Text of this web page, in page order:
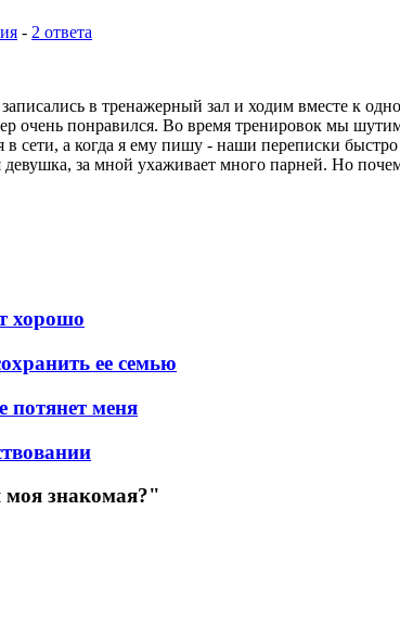
- 2 ответа
в тренажерный зал и ходим вместе к
очень понравился. Во время тренировок мы
сети, а когда я ему пишу - наши переписки
за мной ухаживает много парней. Но
хорошо
ее семью
меня
моя знакомая?"